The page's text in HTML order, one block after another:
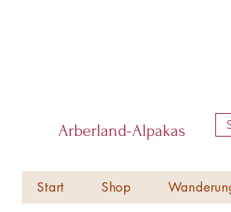
Arberland-Alpakas
Start Shop